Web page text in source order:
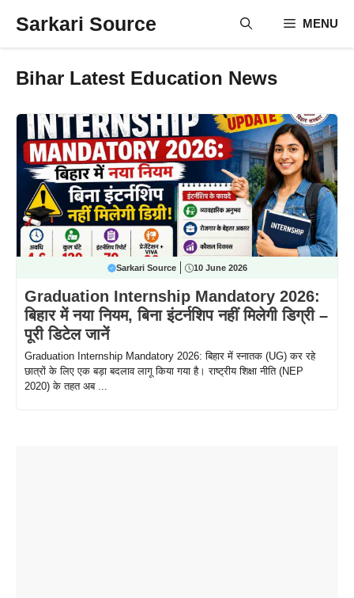
Sarkari Source MENU
Bihar Latest Education News
Sarkari Source 10 June 2026
Graduation Internship Mandatory 2026:
बिहार में नया नियम, बिना इंटर्नशिप नहीं मिलेगी डिग्री –
पूरी डिटेल जानें
Graduation Internship Mandatory 2026: बिहार में स्नातक (UG) कर रहे
छात्रों के लिए एक बड़ा बदलाव लागू किया गया है। राष्ट्रीय शिक्षा नीति (NEP
2020) के तहत अब ...